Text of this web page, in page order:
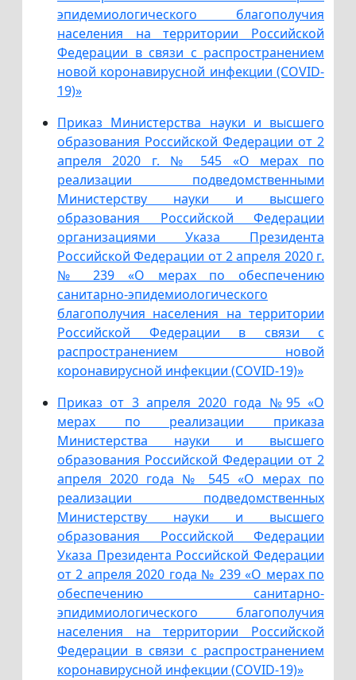
эпидемиологического благополучия
населения на территории Российской
Федерации в связи с распространением
новой коронавирусной инфекции (COVID-
19)»
Приказ Министерства науки и высшего
образования Российской Федерации от 2
апреля 2020 г. № 545 «О мерах по
реализации подведомственными
Министерству науки и высшего
образования Российской Федерации
организациями Указа Президента
Российской Федерации от 2 апреля 2020 г.
№ 239 «О мерах по обеспечению
санитарно-эпидемиологического
благополучия населения на территории
Российской Федерации в связи с
распространением новой
коронавирусной инфекции (COVID-19)»
Приказ от 3 апреля 2020 года №95 «О
мерах по реализации приказа
Министерства науки и высшего
образования Российской Федерации от 2
апреля 2020 года № 545 «О мерах по
реализации подведомственных
Министерству науки и высшего
образования Российской Федерации
Указа Президента Российской Федерации
от 2 апреля 2020 года № 239 «О мерах по
обеспечению санитарно-
эпидимиологического благополучия
населения на территории Российской
Федерации в связи с распространением
коронавирусной инфекции (COVID-19)»